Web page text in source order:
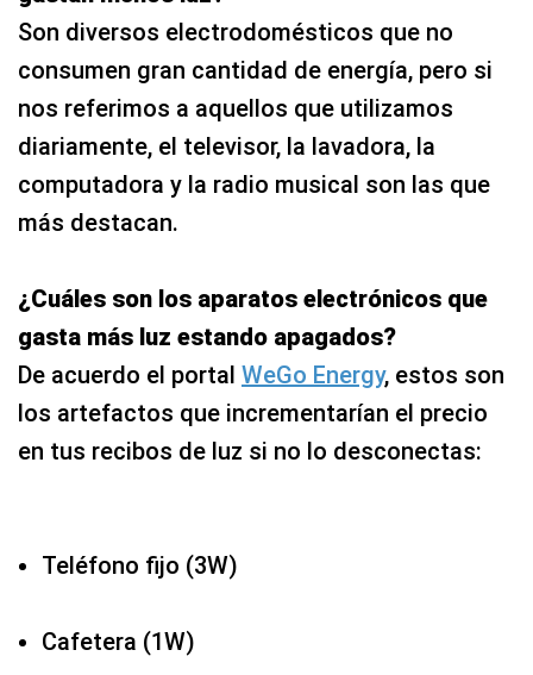
Son diversos electrodomésticos que no
consumen gran cantidad de energía, pero si
nos referimos a aquellos que utilizamos
diariamente, el televisor, la lavadora, la
computadora y la radio musical son las que
más destacan.
¿Cuáles son los aparatos electrónicos que
gasta más luz estando apagados?
De acuerdo el portal WeGo Energy, estos son
los artefactos que incrementarían el precio
en tus recibos de luz si no lo desconectas:
Teléfono fijo (3W)
Cafetera (1W)